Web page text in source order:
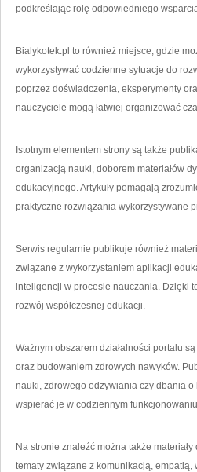
podkreślając rolę odpowiedniego
Bialykotek.pl to również miejsce, gdzie
wykorzystywać codzienne sytuacje do
poprzez doświadczenia, eksperymenty
nauczyciele mogą łatwiej organizować
Istotnym elementem strony są także
organizacją nauki, doborem materiałów
edukacyjnego. Artykuły pomagają
praktyczne rozwiązania wykorzystywane
Serwis regularnie publikuje również
związane z wykorzystaniem aplikacji
inteligencji w procesie nauczania. Dzięki
rozwój współczesnej edukacji.
Ważnym obszarem działalności portalu
oraz budowaniem zdrowych nawyków.
nauki, zdrowego odżywiania czy dbania
wspierać je w codziennym
Na stronie znaleźć można także
tematy związane z komunikacją,